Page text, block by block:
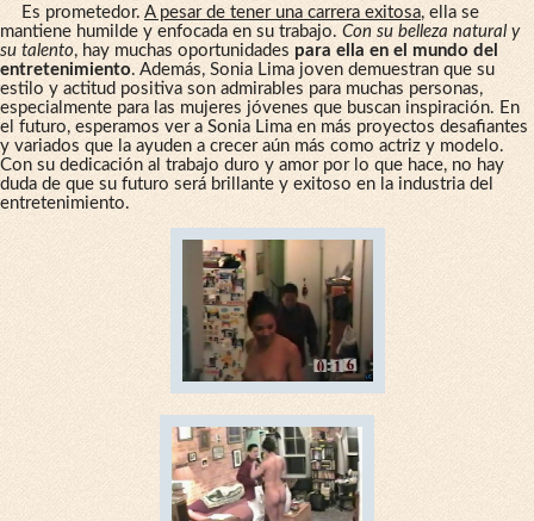
Es prometedor. A pesar de tener una carrera exitosa, ella se
mantiene humilde y enfocada en su trabajo. Con su belleza natural y
su talento, hay muchas oportunidades para ella en el mundo del
entretenimiento. Además, Sonia Lima joven demuestran que su
estilo y actitud positiva son admirables para muchas personas,
especialmente para las mujeres jóvenes que buscan inspiración. En
el futuro, esperamos ver a Sonia Lima en más proyectos desafiantes
y variados que la ayuden a crecer aún más como actriz y modelo.
Con su dedicación al trabajo duro y amor por lo que hace, no hay
duda de que su futuro será brillante y exitoso en la industria del
entretenimiento.